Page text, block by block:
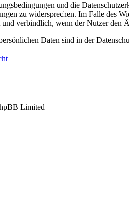
und die
zu widersprechen. Im Falle des
verbindlich, wenn der Nutzer den
Daten sind in der
Limited